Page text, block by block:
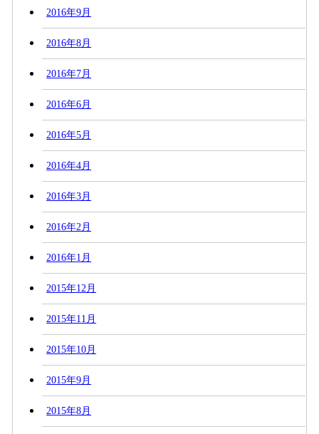
2016年9月
2016年8月
2016年7月
2016年6月
2016年5月
2016年4月
2016年3月
2016年2月
2016年1月
2015年12月
2015年11月
2015年10月
2015年9月
2015年8月